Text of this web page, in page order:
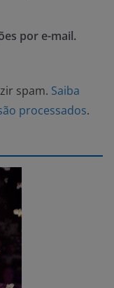
por e-mail.
spam. Saiba
processados.